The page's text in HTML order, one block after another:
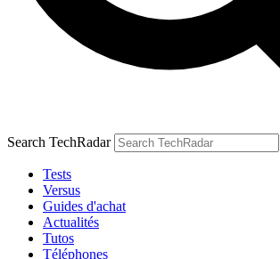
Search TechRadar
Tests
Versus
Guides d'achat
Actualités
Tutos
Téléphones